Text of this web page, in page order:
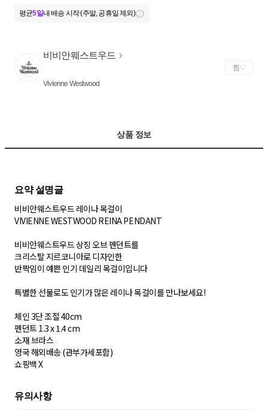
평균5일내 배송 시작 (주말, 공휴일 제외)
비비안웨스트우드
Vivienne Westwood
찜
상품 정보
요약 설명글
비비안웨스트우드 레이나 목걸이
VIVIENNE WESTWOOD REINA PENDANT
비비안웨스트우드 상징 오브 펜던트를
크리스탈 지르코니아로 디자인한
반짝임이 예쁜 인기 데일리 목걸이입니다
특별한 선물로도 인기가 많은 레이나 목걸이를 만나보세요!
체인 3단 조절 40cm
펜던트 1.3 x 1.4 cm
소재 브라스
영국 해외배송 (관부가세포함)
쇼핑백 X
유의사항